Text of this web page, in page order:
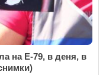
на Е-79, в деня, в